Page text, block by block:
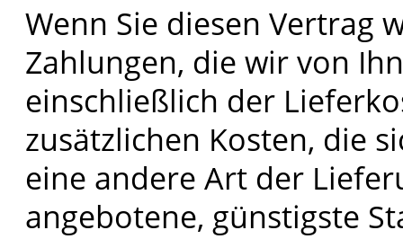
Wenn Sie diesen Vertrag
Zahlungen, die wir von
einschließlich der
zusätzlichen Kosten, die
eine andere Art der
angebotene, günstigste